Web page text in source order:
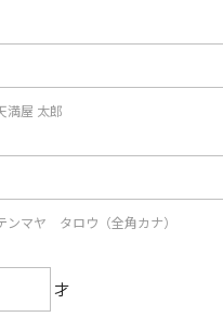
満屋 太郎
ンマヤ タロウ（全角カナ）
才